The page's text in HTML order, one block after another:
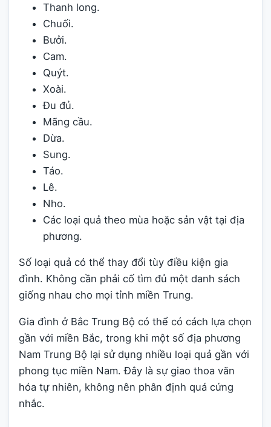
Thanh long.
Chuối.
Bưởi.
Cam.
Quýt.
Xoài.
Đu đủ.
Mãng cầu.
Dừa.
Sung.
Táo.
Lê.
Nho.
Các loại quả theo mùa hoặc sản vật tại địa
phương.
Số loại quả có thể thay đổi tùy điều kiện gia
đình. Không cần phải cố tìm đủ một danh sách
giống nhau cho mọi tỉnh miền Trung.
Gia đình ở Bắc Trung Bộ có thể có cách lựa chọn
gần với miền Bắc, trong khi một số địa phương
Nam Trung Bộ lại sử dụng nhiều loại quả gần với
phong tục miền Nam. Đây là sự giao thoa văn
hóa tự nhiên, không nên phân định quá cứng
nhắc.